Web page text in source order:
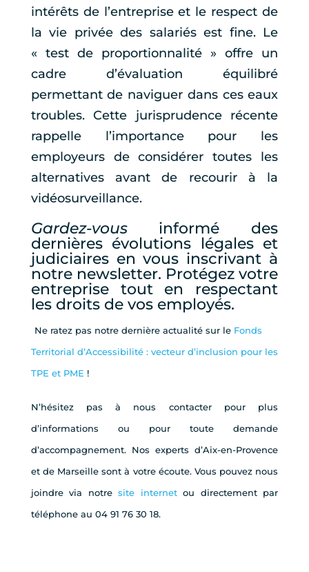
intérêts de l’entreprise et le respect de
la vie privée des salariés est fine. Le
« test de proportionnalité » offre un
cadre d’évaluation équilibré
permettant de naviguer dans ces eaux
troubles. Cette jurisprudence récente
rappelle l’importance pour les
employeurs de considérer toutes les
alternatives avant de recourir à la
vidéosurveillance.
Gardez-vousinformé des
dernières évolutions légales et
judiciaires en vous inscrivant à
notre newsletter. Protégez votre
entreprise tout en respectant
les droits de vos employés.
Ne ratez pas notre dernière actualité sur le Fonds
Territorial d’Accessibilité : vecteur d’inclusion pour les
TPE et PME !
N’hésitez pas à nous contacter pour plus
d’informations ou pour toute demande
d’accompagnement. Nos experts d’Aix-en-Provence
et de Marseille sont à votre écoute. Vous pouvez nous
joindre via notresite internetou directement par
téléphone au 04 91 76 30 18.